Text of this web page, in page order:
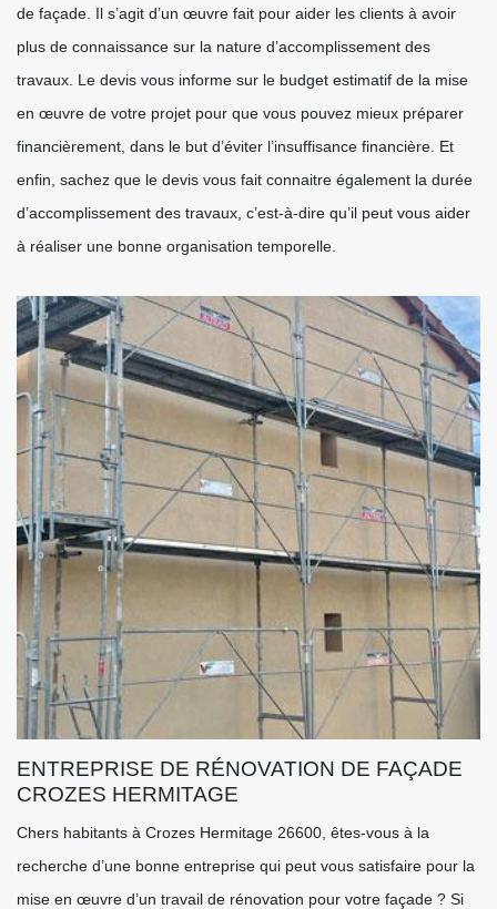
de façade. Il s’agit d’un œuvre fait pour aider les clients à avoir
plus de connaissance sur la nature d’accomplissement des
travaux. Le devis vous informe sur le budget estimatif de la mise
en œuvre de votre projet pour que vous pouvez mieux préparer
financièrement, dans le but d’éviter l’insuffisance financière. Et
enfin, sachez que le devis vous fait connaitre également la durée
d’accomplissement des travaux, c’est-à-dire qu’il peut vous aider
à réaliser une bonne organisation temporelle.
ENTREPRISE DE RÉNOVATION DE FAÇADE
CROZES HERMITAGE
Chers habitants à Crozes Hermitage 26600, êtes-vous à la
recherche d’une bonne entreprise qui peut vous satisfaire pour la
mise en œuvre d’un travail de rénovation pour votre façade ? Si